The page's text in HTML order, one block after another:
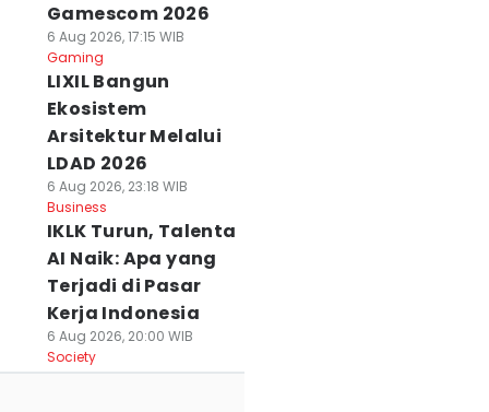
Gamescom 2026
6 Aug 2026, 17:15 WIB
Gaming
LIXIL Bangun
Ekosistem
Arsitektur Melalui
LDAD 2026
6 Aug 2026, 23:18 WIB
Business
IKLK Turun, Talenta
AI Naik: Apa yang
Terjadi di Pasar
Kerja Indonesia
6 Aug 2026, 20:00 WIB
Society